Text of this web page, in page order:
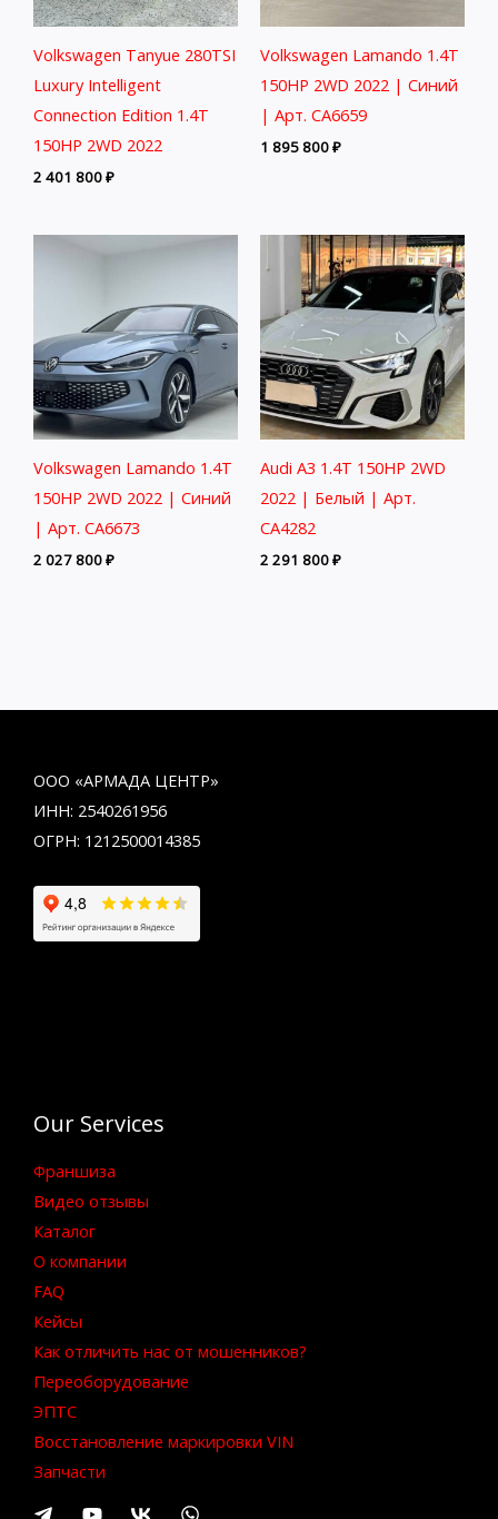
Volkswagen Tanyue 280TSI
Luxury Intelligent
Connection Edition 1.4T
150HP 2WD 2022
2 401 800₽
Volkswagen Lamando 1.4T
150HP 2WD 2022 | Синий
| Арт. CA6659
1 895 800₽
Volkswagen Lamando 1.4T
150HP 2WD 2022 | Синий
| Арт. CA6673
2 027 800₽
Audi A3 1.4T 150HP 2WD
2022 | Белый | Арт.
CA4282
2 291 800₽
ООО «АРМАДА ЦЕНТР»
ИНН: 2540261956
ОГРН: 1212500014385
Our Services
Франшиза
Видео отзывы
Каталог
О компании
FAQ
Кейсы
Как отличить нас от мошенников?
Переоборудование
ЭПТС
Восстановление маркировки VIN
Запчасти